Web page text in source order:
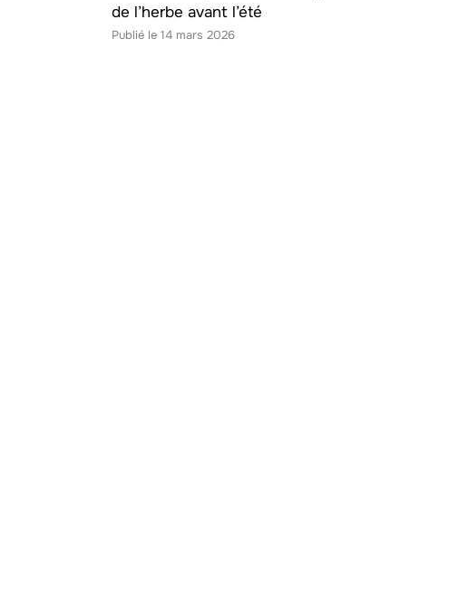
de l’herbe avant l’été
14 mars 2026